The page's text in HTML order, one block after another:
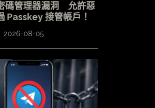
碼管理器漏洞 允許惡
Passkey 接管帳戶！
2026-08-05